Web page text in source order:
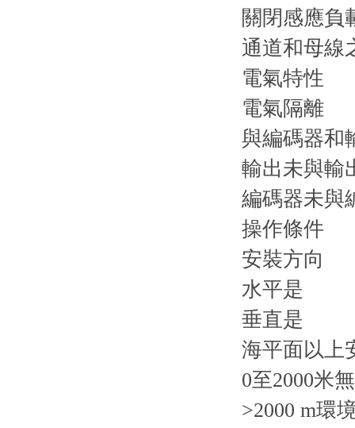
關閉感應負
通道和母線
電氣特性
電氣隔離
與編碼器和
輸出未與輸
編碼器未與
操作條件
安裝方向
水平是
垂直是
海平面以上
0至2000米
>2000 m環